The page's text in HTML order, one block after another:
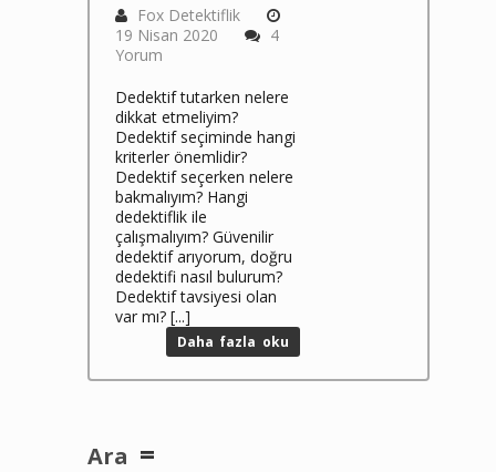
Fox Detektiflik
19 Nisan 2020
4
Yorum
Dedektif tutarken nelere
dikkat etmeliyim?
Dedektif seçiminde hangi
kriterler önemlidir?
Dedektif seçerken nelere
bakmalıyım? Hangi
dedektiflik ile
çalışmalıyım? Güvenilir
dedektif arıyorum, doğru
dedektifi nasıl bulurum?
Dedektif tavsiyesi olan
var mı? [...]
Daha fazla oku
Ara